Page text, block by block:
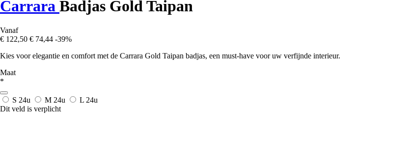
Carrara Badjas Gold Taipan
Vanaf
€ 122,50 € 74,44 -39%
Kies voor elegantie en comfort met de Carrara Gold Taipan badjas, een must-have voor uw verfijnde interieur.
Maat
*
S 24u M 24u L 24u
Dit veld is verplicht